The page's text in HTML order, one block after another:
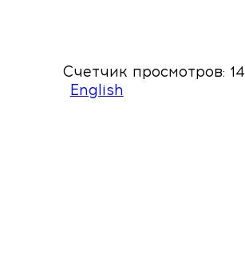
Счетчик просмотров: 14
English